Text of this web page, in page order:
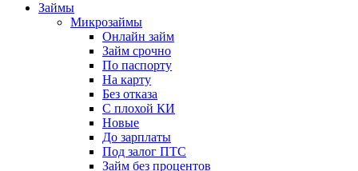
Займы
Микрозаймы
Онлайн займ
Займ срочно
По паспорту
На карту
Без отказа
С плохой КИ
Новые
До зарплаты
Под залог ПТС
Займ без процентов